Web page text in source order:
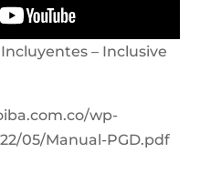
– Inclusive
wp-
05/Manual-PGD.pdf